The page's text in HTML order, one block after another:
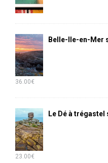
Belle-Ile-en-Mer
36.00€
Le Dé à
23.00€